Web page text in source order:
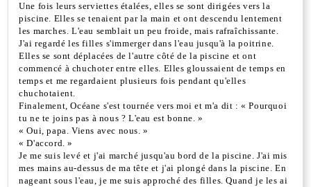
Une fois leurs serviettes étalées, elles se sont dirigées vers la
piscine. Elles se tenaient par la main et ont descendu lentement
les marches. L'eau semblait un peu froide, mais rafraîchissante.
J'ai regardé les filles s'immerger dans l'eau jusqu'à la poitrine.
Elles se sont déplacées de l'autre côté de la piscine et ont
commencé à chuchoter entre elles. Elles gloussaient de temps en
temps et me regardaient plusieurs fois pendant qu'elles
chuchotaient.
Finalement, Océane s'est tournée vers moi et m'a dit : « Pourquoi
tu ne te joins pas à nous ? L'eau est bonne. »
« Oui, papa. Viens avec nous. »
« D'accord. »
Je me suis levé et j'ai marché jusqu'au bord de la piscine. J'ai mis
mes mains au-dessus de ma tête et j'ai plongé dans la piscine. En
nageant sous l'eau, je me suis approché des filles. Quand je les ai